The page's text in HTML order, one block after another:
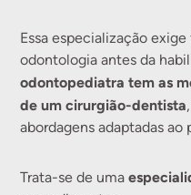
Essa especialização
odontologia antes da
odontopediatra tem as
de um cirurgião-dentista
abordagens adaptadas
Trata-se de uma